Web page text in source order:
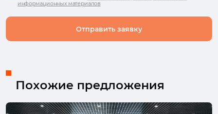
Отправить заявку
информационных материалов
Похожие предложения